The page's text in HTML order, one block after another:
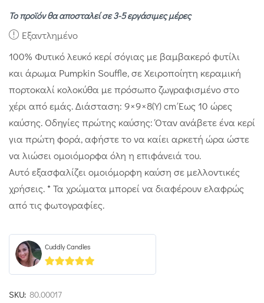
Το προϊόν θα αποσταλεί σε 3-5 εργάσιμες μέρες
Εξαντλημένο
100% Φυτικό λευκό κερί σόγιας με βαμβακερό φυτίλι
και άρωμα Pumpkin Souffle, σε Χειροποίητη κεραμική
πορτοκαλί κολοκύθα με πρόσωπο ζωγραφισμένο στο
χέρι από εμάς. Διάσταση: 9×9×8(Υ) cm Έως 10 ώρες
καύσης. Οδηγίες πρώτης καύσης: Όταν ανάβετε ένα κερί
για πρώτη φορά, αφήστε το να καίει αρκετή ώρα ώστε
να λιώσει ομοιόμορφα όλη η επιφάνειά του.
Αυτό εξασφαλίζει ομοιόμορφη καύση σε μελλοντικές
χρήσεις. * Τα χρώματα μπορεί να διαφέρουν ελαφρώς
από τις φωτογραφίες.
Cuddly Candles
5out of 5
SKU: 80.00017